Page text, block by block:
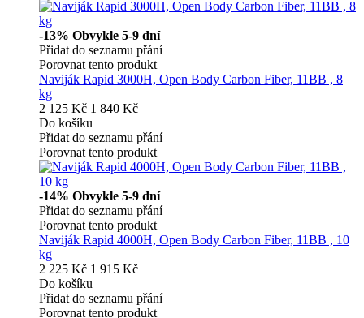
-13% Obvykle 5-9 dní
Přidat do seznamu přání
Porovnat tento produkt
Naviják Rapid 3000H, Open Body Carbon Fiber, 11BB , 8
kg
2 125 Kč 1 840 Kč
Do košíku
Přidat do seznamu přání
Porovnat tento produkt
-14% Obvykle 5-9 dní
Přidat do seznamu přání
Porovnat tento produkt
Naviják Rapid 4000H, Open Body Carbon Fiber, 11BB , 10
kg
2 225 Kč 1 915 Kč
Do košíku
Přidat do seznamu přání
Porovnat tento produkt